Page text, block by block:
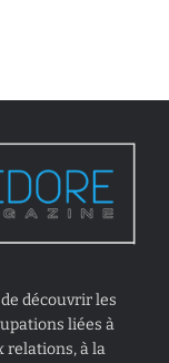
découvrir les
liées à
relations, à la